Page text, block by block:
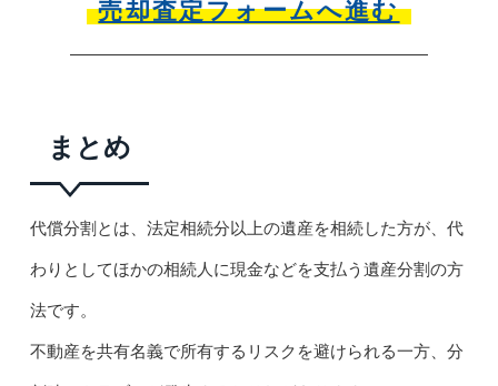
売却査定フォームへ進む
まとめ
代償分割とは、法定相続分以上の遺産を相続した方が、代
わりとしてほかの相続人に現金などを支払う遺産分割の方
法です。
不動産を共有名義で所有するリスクを避けられる一方、分